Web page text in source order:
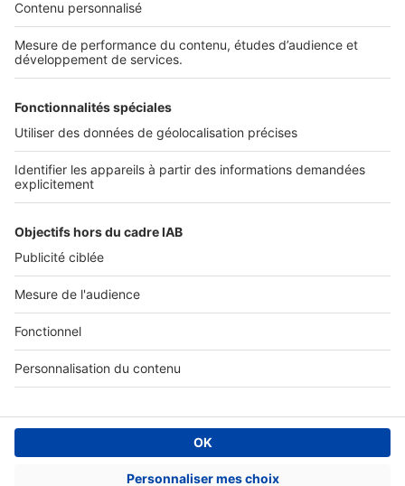
Découvrez nos applications
Tous nos services pro
Accès client
À DÉCOUVRIR
Annuaire des professionnels
Tout l'immobilier
Toutes les villes
Tous les départements
Toutes les régions
SeLoger © 1992 - 2023
Annonces Immobilières
Paramétrer mes cookies
Conditions Générales d'Utilisation